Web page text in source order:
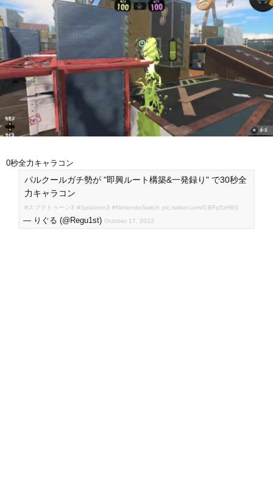
0秒全力キャラコン
パルクールガチ勢が "即興ルート構築&一発録り" で30秒全
力キャラコン
#スプラトゥーン3 #Splatoon3 #NintendoSwitch pic.twitter.com/l1BFq5zH9S
— りぐる (@Regu1st) October 17, 2022